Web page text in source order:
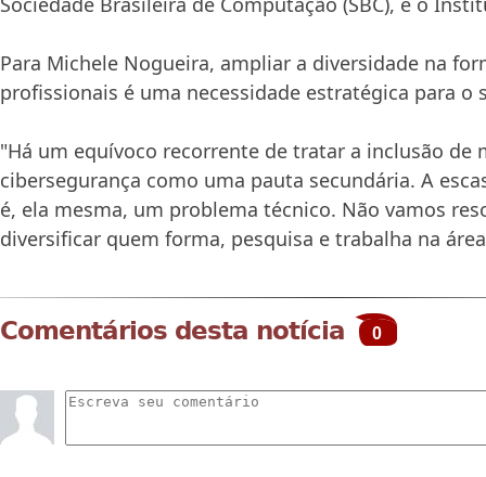
Para Michele Nogueira, ampliar a diversidade na
profissionais é uma necessidade estratégica para o
"Há um equívoco recorrente de tratar a inclusão de
cibersegurança como uma pauta secundária. A
é, ela mesma, um problema técnico. Não vamos
diversificar quem forma, pesquisa e trabalha na
Comentários desta notícia 0